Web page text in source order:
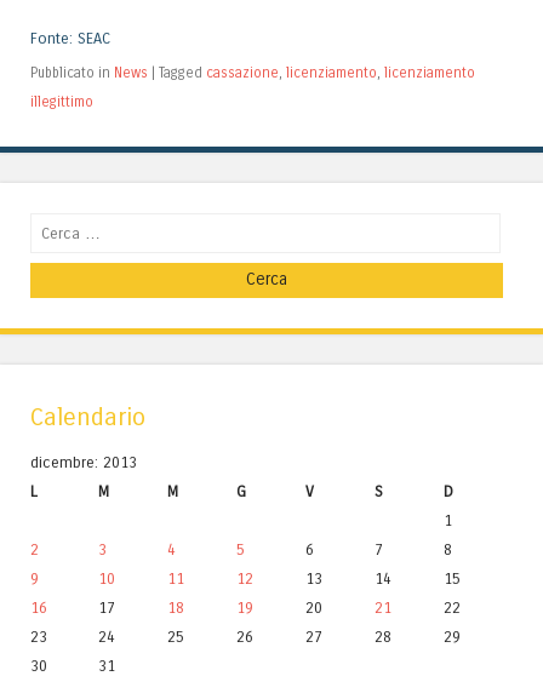
Fonte: SEAC
Pubblicato in News | Tagged cassazione licenziamento licenziamento
illegittimo
Cerca
Calendario
dicembre: 2013
L
M M G V S D
1
2
3 4 5 6 7
8
9
10 11 12 13 14
15
16
17 18 19 20 21
22
23
24 25 26 27 28
29
30
31